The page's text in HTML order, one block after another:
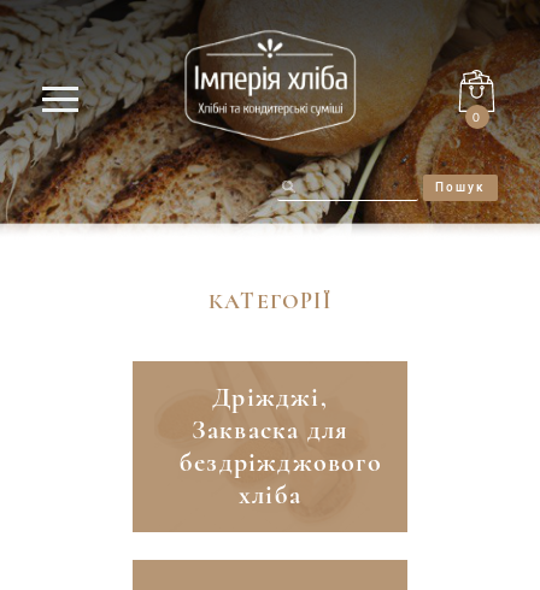
0
Пошук
КАТЕГОРІЇ
Дріжджі,
Закваска для
бездріжджового
хліба